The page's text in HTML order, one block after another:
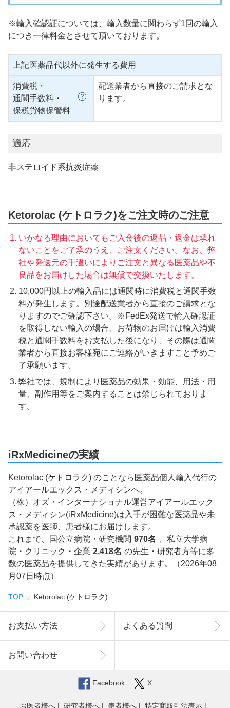
※輸入確認証については、輸入数量に関わらず1回の輸入
につき一律料金とさせて頂いております。
上記医薬品代以外に発生する費用
消費税・
通関手数料・
保税貨物保管料
配送業者から直接のご請求とな
ります。
適応
非ステロイド系抗炎症薬
Ketorolac (ケトロラク)をご注文時のご注意
いかなる理由においてもご入金後の返品・返金は承れ
ないことをご了承のうえ、ご注文ください。なお、弊
社や発送元の手違いによりご注文と異なる医薬品や不
良品をお届けした場合は無償で交換いたします。
10,000円以上の輸入品には通関時に消費税と通関手数
料が発生します。別途配送業者から直接のご請求とな
りますのでご確認下さい。※FedEx発送で輸入確認証
を取得しない輸入の場合、お荷物のお届けは輸入消費
税と通関手数料をお支払した後になり、その際は通関
業者から直接お客様宛にご連絡がいきますこと予めご
了承願います。
弊社では、規制により医薬品の効果・効能、用法・用
量、副作用等をご案内することは禁じられておりま
す。
iRxMedicineの実績
Ketorolac (ケトロラク) のことなら医薬品個人輸入代行の
アイアールエックス・メディシンへ。
（株）オズ・インターナショナル運営アイアールエック
ス・メディシン(iRxMedicine)は入手が困難な医薬品や未
承認薬を医師、患者様にお届けします。
これまで、国公立病院・研究機関 970名
、私立大学病
院・クリニック・企業 2,418名 の先生・研究者方等に多
数の医薬品を提供してきた実績があります。（2026年08
月07日時点）
TOP Ketorolac (ケトロラク)
お支払い方法 よくある質問
お問い合わせ
Facebook X
お医者様へ 研究者様へ 患者様へ 特定商取引法表示